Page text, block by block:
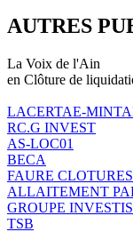
AUTRES
La Voix de l'Ain
en Clôture de
LACERTAE-
RC.G INVEST
AS-LOC01
BECA
FAURE
ALLAITEMENT
GROUPE
TSB